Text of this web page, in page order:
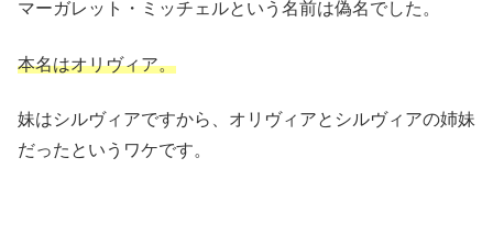
マーガレット・ミッチェルという名前は偽名でした。
本名はオリヴィア。
妹はシルヴィアですから、オリヴィアとシルヴィアの姉妹
だったというワケです。